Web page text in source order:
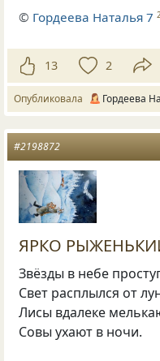
© Гордеева Наталья 7
13 2
Опубликовала Гордеева
#2198872
ЯРКО
Звёзды в небе
Свет расплылся от
Лисы вдалеке
Совы ухают в ночи.